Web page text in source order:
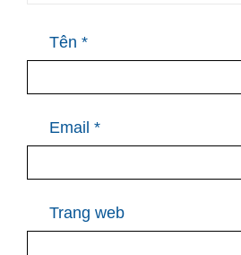
Tên *
Email *
Trang web